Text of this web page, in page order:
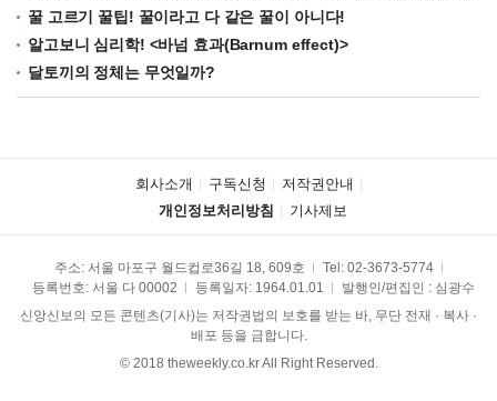
꿀 고르기 꿀팁! 꿀이라고 다 같은 꿀이 아니다!
알고보니 심리학! <바넘 효과(Barnum effect)>
달토끼의 정체는 무엇일까?
회사소개 구독신청
저작권안내
개인정보처리방침
기사제보
주소: 서울 마포구 월드컵로36길 18, 609호 Tel: 02-3673-5774
등록번호: 서울 다 00002
등록일자: 1964.01.01
발행인/편집인 : 심광수
신앙신보의 모든 콘텐츠(기사)는 저작권법의 보호를 받는 바, 무단 전재 · 복사 ·
배포 등을 금합니다.
© 2018 theweekly.co.kr All Right Reserved.